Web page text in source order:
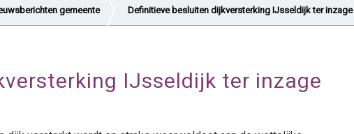
gemeente Definitieve besluiten dijkversterking IJsseldijk ter inzage
IJsseldijk ter inzage